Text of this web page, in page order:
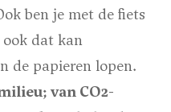
ben je met de fiets
dat kan
de papieren lopen.
van CO2-